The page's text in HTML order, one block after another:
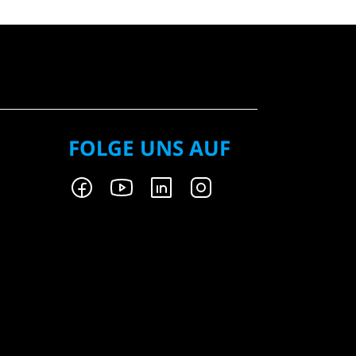
FOLGE UNS AUF